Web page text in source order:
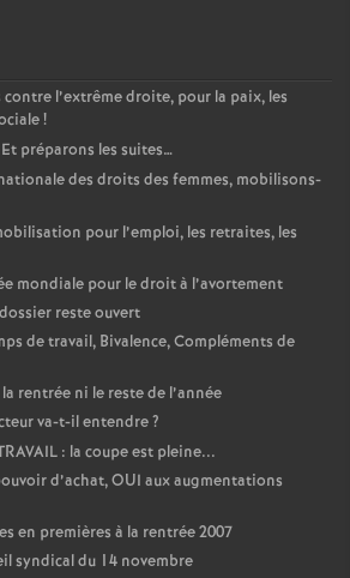
s
l’extrême droite, pour la paix, les
!
préparons les suites…
des droits des femmes, mobilisons-
pour l’emploi, les retraites, les
mondiale pour le droit à l’avortement
reste ouvert
de travail, Bivalence, Compléments de
rentrée ni le reste de l’année
va-t-il entendre?
: la coupe est pleine...
d’achat, OUI aux augmentations
en premières à la rentrée 2007
syndical du 14 novembre